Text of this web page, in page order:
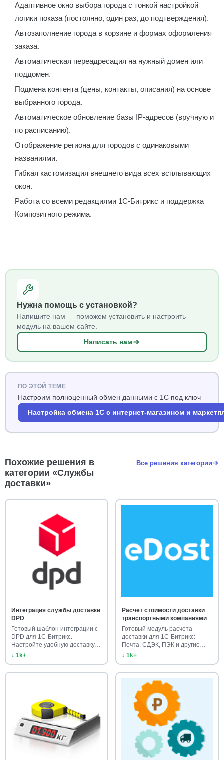
Адаптивное окно выбора города с тонкой настройкой
логики показа (постоянно, один раз, до подтверждения).
Автозаполнение города в корзине и формах оформления
заказа.
Автоматическая переадресация на нужный домен или
поддомен.
Подмена контента (цены, контакты, описания) на основе
выбранного города.
Автоматическое обновление базы IP-адресов (вручную и
по расписанию).
Отображение региона для городов с одинаковыми
названиями.
Гибкая кастомизация внешнего вида всех всплывающих
окон.
Работа со всеми редакциями 1С-Битрикс и поддержка
Композитного режима.
Нужна помощь с установкой?
Напишите нам — поможем установить и настроить
модуль на вашем сайте.
Написать нам
ПО ЭТОЙ ТЕМЕ
Настроим полноценный обмен данными с 1С под ключ
Настройка обмена 1С с интернет-магазином и
Похожие решения в
категории «Службы
доставки»
Все решения категории
Интеграция службы доставки
DPD
Готовый шаблон интеграции с
DPD для 1С-Битрикс.
Настройте удобную доставку
на са…
↓ 1k+
Расчет стоимости доставки
транспортными компаниями
Готовый модуль расчета
доставки для 1С-Битрикс:
Почта, СДЭК, ПЭК и другие
службы…
↓ 1k+